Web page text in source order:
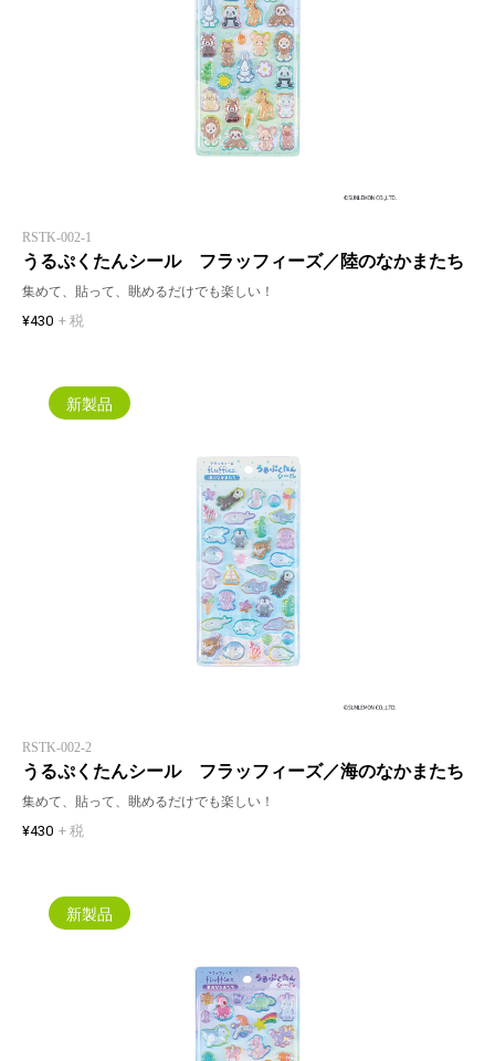
RSTK-002-1
うるぷくたんシール フラッフィーズ／陸のなかまたち
集めて、貼って、眺めるだけでも楽しい！
¥430 + 税
新製品
RSTK-002-2
うるぷくたんシール フラッフィーズ／海のなかまたち
集めて、貼って、眺めるだけでも楽しい！
¥430 + 税
新製品